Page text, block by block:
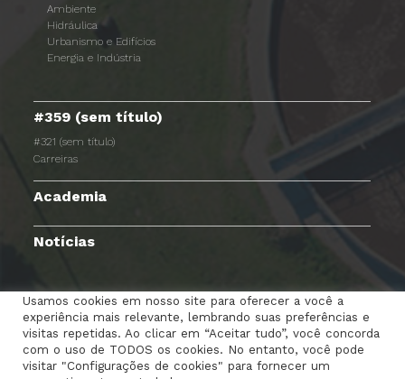
Ambiente
Hidráulica
Urbanismo e Edifícios
Energia e Indústria
#359 (sem título)
#321 (sem título)
Carreiras
Academia
Notícias
TERMOS E CONDIÇÕES AVISO DE PRIVACIDADE
POLÍTICA DE COOKIES RGPC CANAL DENÚNCIAS
Usamos cookies em nosso site para oferecer a você a
experiência mais relevante, lembrando suas preferências e
visitas repetidas. Ao clicar em “Aceitar tudo”, você concorda
com o uso de TODOS os cookies. No entanto, você pode
visitar "Configurações de cookies" para fornecer um